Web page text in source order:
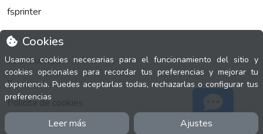
Cookies
Usamos cookies necesarias para el funcionamiento del sitio y
cookies opcionales para recordar tus preferencias y mejorar tu
experiencia. Puedes aceptarlas todas, rechazarlas o configurar tus
preferencias
Leer más Ajustes
fsprinter
INFORMACIÓN
Facebook
Polícita de cookies
Política de privacidad
Soporte